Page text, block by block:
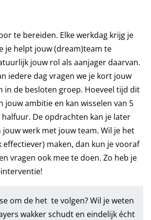
te bereiden. Elke werkdag krijg je
je helpt jouw (dream)team te
jouw rol als aanjager daarvan.
iedere dag vragen we je kort jouw
in de besloten groep. Hoeveel tijd dit
jouw ambitie en kan wisselen van 5
De opdrachten kan je later
werk met jouw team. Wil je het
effectiever) maken, dan kun je vooraf
vragen ook mee te doen. Zo heb je
om de het te volgen? Wil je weten
wakker schudt en eindelijk écht